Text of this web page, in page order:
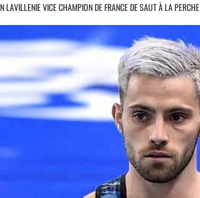
LAVILLENIE VICE CHAMPION DE FRANCE DE SAUT À LA PERCHE